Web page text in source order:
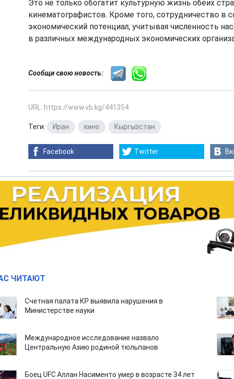
Это не только обогатит культурную жизнь обеих
кинематографистов. Кроме того, сотрудничество в
экономический потенциал, учитывая численность
в различных международных экономических
Сообщи свою новость:
URL: https://www.vb.kg/441354
Теги: Иран кино Кыргызстан
Facebook Twitter
ЧИТАЮТ
Счетная палата КР выявила нарушения в
Министерстве науки
Международное исследование назвало
Центральную Азию родиной тюльпанов
Боец UFC Аллан Насименто умер в возрасте 34 лет